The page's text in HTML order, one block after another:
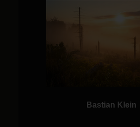
Bastian Klein